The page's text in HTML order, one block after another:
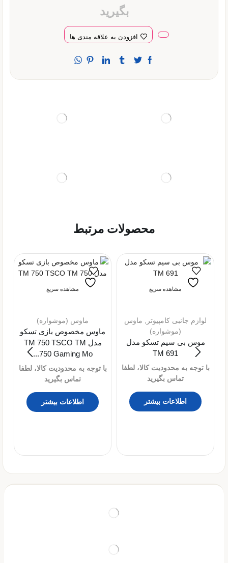
بگیرید
افزودن به علاقه مندی ها
محصولات مرتبط
مشاهده سریع
لوازم جانبی کامپیوتر
ماوس
(موشواره)
موس بی سیم تسکو مدل
TM 691
با توجه به محدودیت کالا، لطفا
تماس بگیرید
اطلاعات بیشتر
مشاهده سریع
ماوس (موشواره)
ماوس مخصوص بازی تسکو
مدل TM 750 TSCO TM
750 Gaming Mo...
با توجه به محدودیت کالا، لطفا
تماس بگیرید
اطلاعات بیشتر